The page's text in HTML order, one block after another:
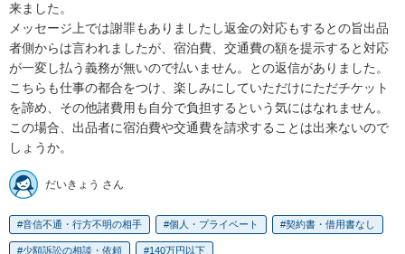
来ました。
メッセージ上では謝罪もありましたし返金の対応もするとの旨出品
者側からは言われましたが、宿泊費、交通費の額を提示すると対応
が一変し払う義務が無いので払いません。との返信がありました。
こちらも仕事の都合をつけ、楽しみにしていただけにただチケット
を諦め、その他諸費用も自分で負担するという気にはなれません。
この場合、出品者に宿泊費や交通費を請求することは出来ないので
しょうか。
だいきょう さん
音信不通・行方不明の相手 個人・プライベート 契約書・借用書なし
少額訴訟の相談・依頼 140万円以下